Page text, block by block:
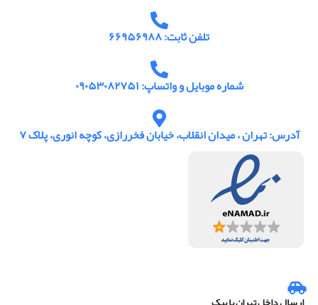
تلفن ثابت: ۶۶۹۵۶۹۸۸
شماره موبایل و واتساپ: ۰۹۰۵۳۰۸۲۷۵۱
آدرس: تهران ، میدان انقلاب، خیابان فخررازی، کوچه انوری، پلاک ۷